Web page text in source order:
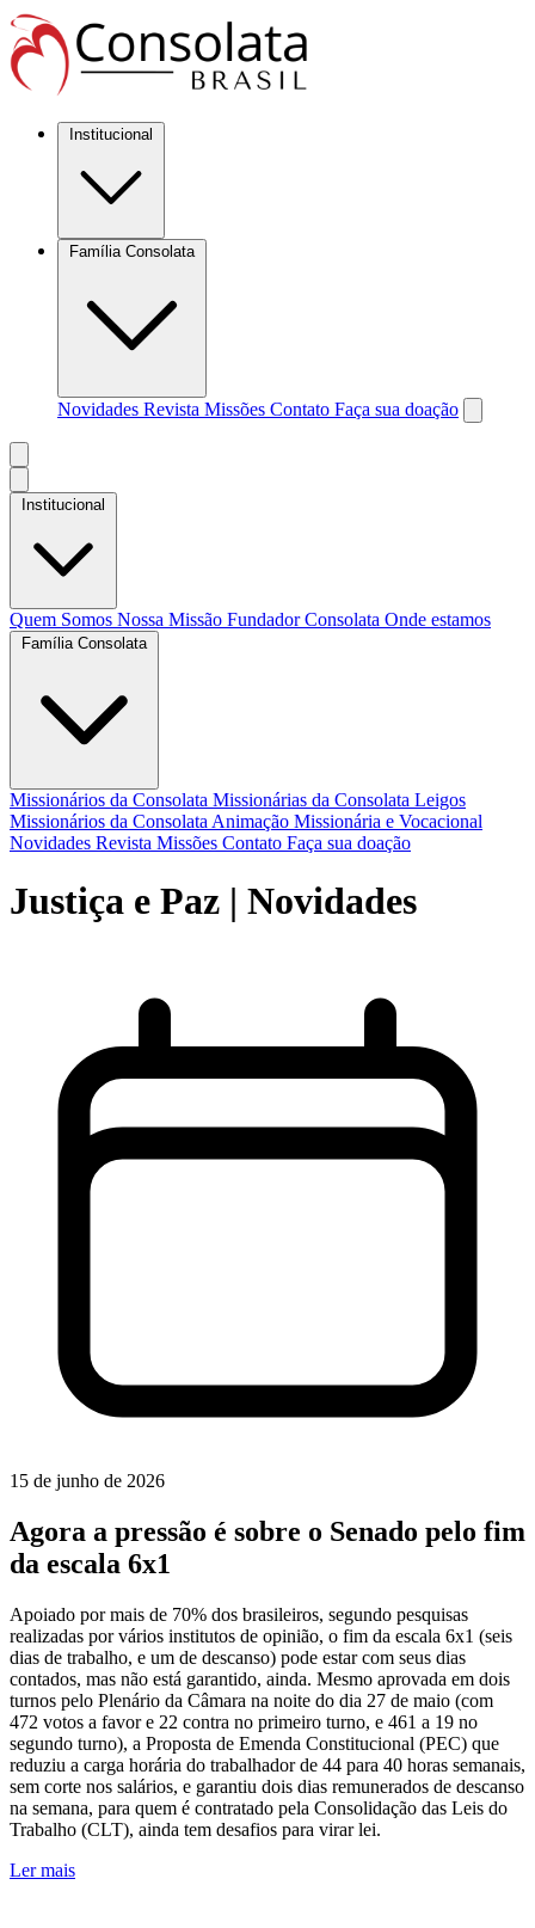
Institucional
Família Consolata
Novidades Revista Missões Contato Faça sua doação
Institucional
Quem Somos Nossa Missão FundadorConsolata Onde estamos
Família Consolata
Missionários da Consolata Missionárias da Consolata Leigos
Missionários da Consolata Animação Missionária e Vocacional
Novidades Revista Missões Contato Faça sua doação
Justiça e Paz | Novidades
15 de junho de 2026
Agora a pressão é sobre o Senado pelo fim
da escala 6x1
Apoiado por mais de 70% dos brasileiros, segundo pesquisas
realizadas por vários institutos de opinião, o fim da escala 6x1 (seis
dias de trabalho, e um de descanso) pode estar com seus dias
contados, mas não está garantido, ainda. Mesmo aprovada em dois
turnos pelo Plenário da Câmara na noite do dia 27 de maio (com
472 votos a favor e 22 contra no primeiro turno, e 461 a 19 no
segundo turno), a Proposta de Emenda Constitucional (PEC) que
reduziu a carga horária do trabalhador de 44 para 40 horas semanais,
sem corte nos salários, e garantiu dois dias remunerados de descanso
na semana, para quem é contratado pela Consolidação das Leis do
Trabalho (CLT), ainda tem desafios para virar lei.
Ler mais